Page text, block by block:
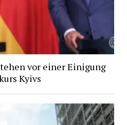
vor einer Einigung
Kyivs